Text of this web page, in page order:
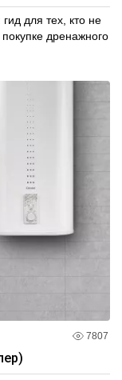
для тех, кто не
дренажного
7807